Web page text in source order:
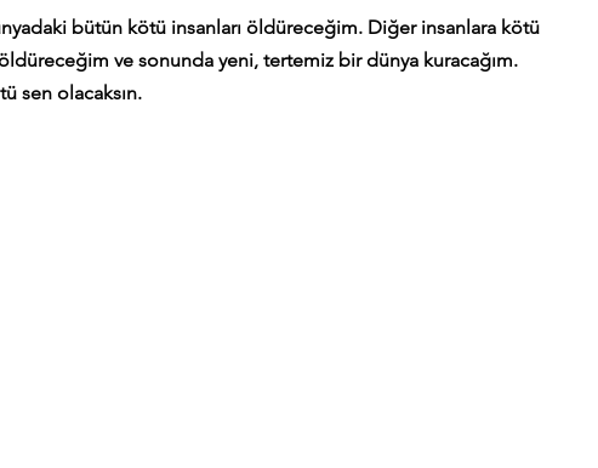
bütün kötü insanları öldüreceğim. Diğer insanlara kötü
ve sonunda yeni, tertemiz bir dünya kuracağım.
sen olacaksın.